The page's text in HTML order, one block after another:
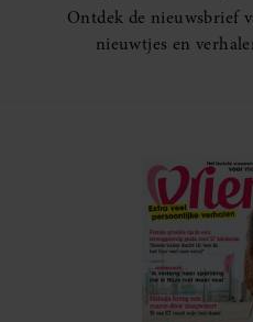
Ontdek de nieuwsbrief
nieuwtjes en